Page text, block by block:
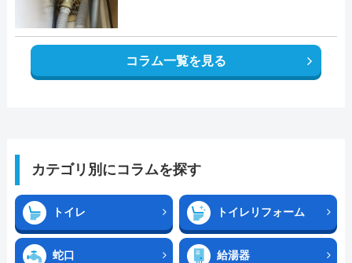
コラム一覧を見る
カテゴリ別にコラムを探す
トイレ トイレリフォーム
蛇口 給湯器